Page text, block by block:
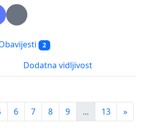
2
Dodatna vidljivost
6 7 8 9 ... 13 »